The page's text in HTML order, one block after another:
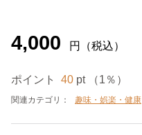
4,000 円（税込）
ポイント 40 pt （1％）
関連カテゴリ： 趣味・娯楽・健康